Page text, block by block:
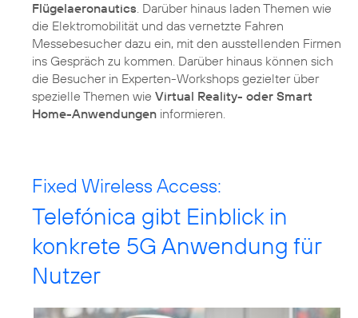
Flügelaeronautics . Darüber hinaus laden Themen wie
die Elektromobilität und das vernetzte Fahren
Messebesucher dazu ein, mit den ausstellenden Firmen
ins Gespräch zu kommen. Darüber hinaus können sich
die Besucher in Experten-Workshops gezielter über
spezielle Themen wie Virtual Reality- oder Smart
Home-Anwendungen informieren.
Fixed Wireless Access:
Telefónica gibt Einblick in
konkrete 5G Anwendung für
Nutzer